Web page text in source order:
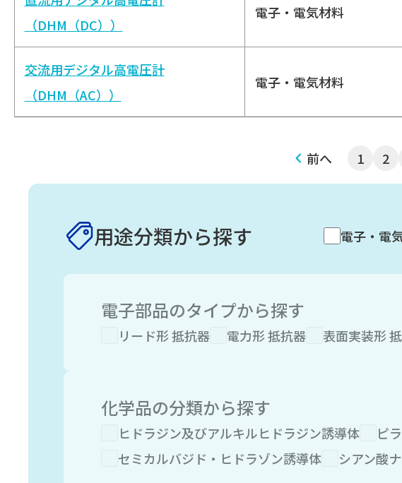
（DHM（DC））
電子・電気材料
交流用デジタル高電圧計
（DHM（AC））
電子・電気材料
前へ 1 2
用途分類から探す 電子・電
電子部品のタイプから探す
リード形 抵抗器 電力形 抵抗器 表面実装形
化学品の分類から探す
ヒドラジン及びアルキルヒドラジン誘導体 ピ
セミカルバジド・ヒドラゾン誘導体
シアン酸